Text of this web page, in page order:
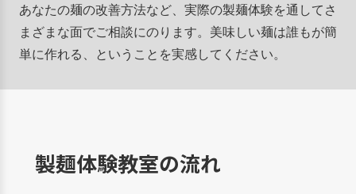
あなたの麺の改善方法など、実際の製麺体験を通してさ
まざまな面でご相談にのります。美味しい麺は誰もが簡
単に作れる、ということを実感してください。
製麺体験教室の流れ